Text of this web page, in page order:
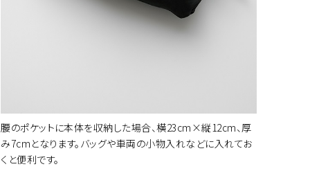
腰のポケットに本体を収納した場合、横23cm×縦12cm、厚
み7cmとなります。バッグや車両の小物入れなどに入れてお
くと便利です。